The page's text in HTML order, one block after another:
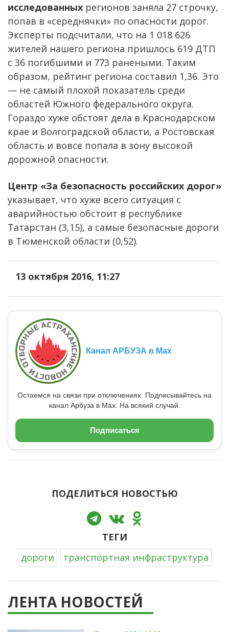
исследованных регионов заняла 27 строчку,
попав в «середнячки» по опасности дорог.
Эксперты подсчитали, что на 1 018 626
жителей нашего региона пришлось 619 ДТП
с 36 погибшими и 773 ранеными. Таким
образом, рейтинг региона составил 1,36. Это
— не самый плохой показатель среди
областей Южного федерального округа.
Гораздо хуже обстоят дела в Краснодарском
крае и Волгоградской области, а Ростовская
область и вовсе попала в зону высокой
дорожной опасности.
Центр «За безопасность российских дорог»
указывает, что хуже всего ситуация с
аварийностью обстоит в республике
Татарстан (3,15), а самые безопасные дороги
в Тюменской области (0,52).
13 октября 2016, 11:27
Канал АРБУЗА в Max
Остаемся на связи при отключениях. Подписывайтесь на
канал Арбуза в Max. На всякий случай.
Подписаться
ПОДЕЛИТЬСЯ НОВОСТЬЮ
ТЕГИ
дороги
транспортная инфраструктура
ЛЕНТА НОВОСТЕЙ